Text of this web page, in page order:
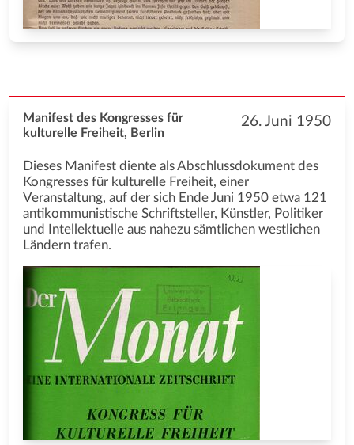
26. Juni 1950
Manifest des Kongresses für
kulturelle Freiheit, Berlin
Dieses Manifest diente als Abschlussdokument des
Kongresses für kulturelle Freiheit, einer
Veranstaltung, auf der sich Ende Juni 1950 etwa 121
antikommunistische Schriftsteller, Künstler, Politiker
und Intellektuelle aus nahezu sämtlichen westlichen
Ländern trafen.